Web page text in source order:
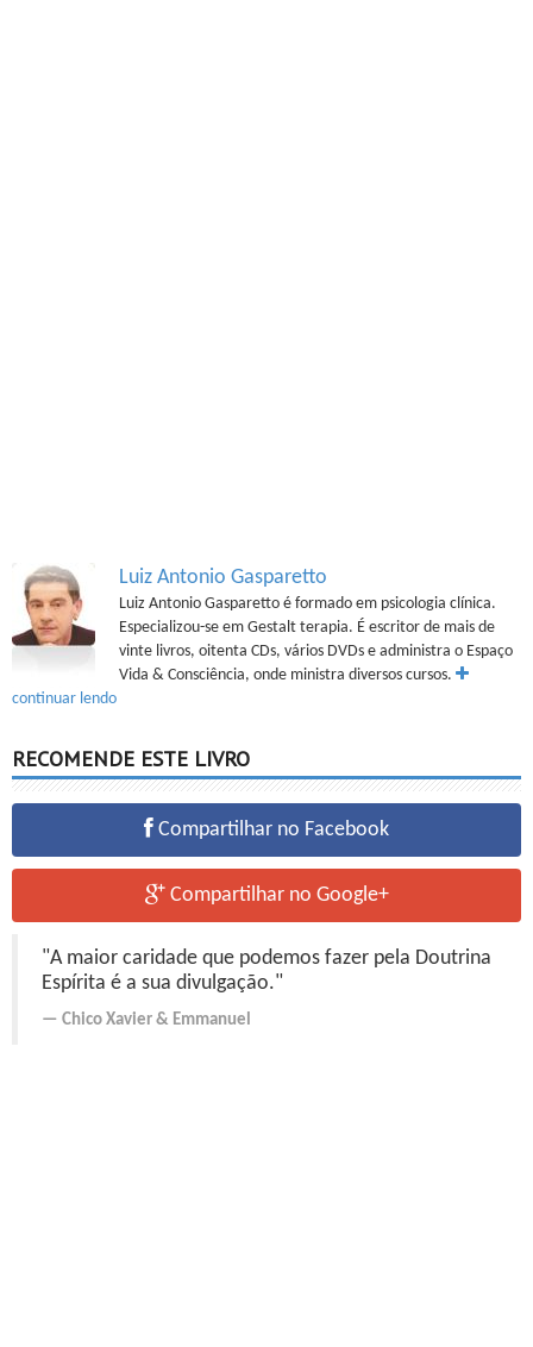
Luiz Antonio Gasparetto
Luiz Antonio Gasparetto é formado em psicologia clínica.
Especializou-se em Gestalt terapia. É escritor de mais de
vinte livros, oitenta CDs, vários DVDs e administra o Espaço
Vida & Consciência, onde ministra diversos cursos.
continuar lendo
RECOMENDE ESTE LIVRO
Compartilhar no Facebook
Compartilhar no Google+
"A maior caridade que podemos fazer pela Doutrina
Espírita é a sua divulgação."
Chico Xavier & Emmanuel